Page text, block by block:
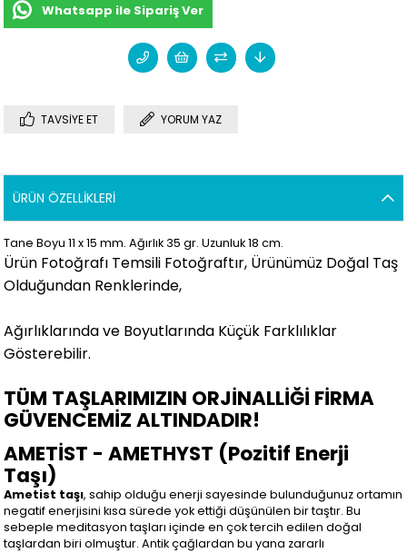
Whatsapp ile Sipariş Ver
TAVSIYE ET YORUM YAZ
ÜRÜN ÖZELLIKLERI
Tane Boyu 11 x 15 mm. Ağırlık 35 gr. Uzunluk 18 cm.
Ürün Fotoğrafı Temsili Fotoğraftır, Ürünümüz Doğal Taş
Olduğundan Renklerinde,
Ağırlıklarında ve Boyutlarında Küçük Farklılıklar
Gösterebilir.
TÜM TAŞLARIMIZIN ORJİNALLİĞİ FİRMA
GÜVENCEMİZ ALTINDADIR!
AMETİST - AMETHYST (Pozitif Enerji
Taşı)
Ametist taşı, sahip olduğu enerji sayesinde bulunduğunuz ortamın
negatif enerjisini kısa sürede yok ettiği düşünülen bir taştır. Bu
sebeple meditasyon taşları içinde en çok tercih edilen doğal
taşlardan biri olmuştur. Antik çağlardan bu yana zararlı